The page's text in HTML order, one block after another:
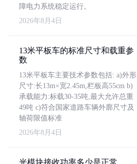
障电力系统稳定运行。
2026年8月4日
13米平板车的标准尺寸和载重参
数
13米平板车主要技术参数包括: a)外形
尺寸:长13m×宽2.45m,栏板高55cm b)
承载能力:标载30-35吨,最大允许总重
49吨 c)符合国家道路车辆外廓尺寸及
轴荷限值标准
2026年8月4日
光模块接收功率多少是正常